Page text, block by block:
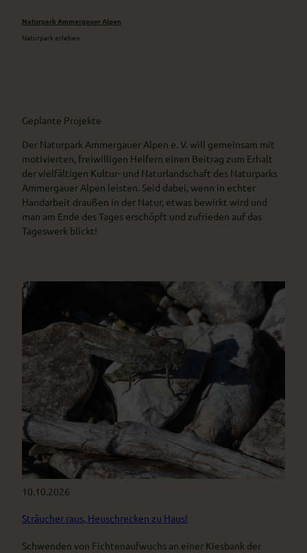
Naturpark Ammergauer Alpen
Naturpark erleben
Geplante Projekte
Der Naturpark Ammergauer Alpen e. V. will gemeinsam mit
motivierten, freiwilligen Helfern einen Beitrag zum Erhalt
der vielfältigen Kultur- und Naturlandschaft des Naturparks
Ammergauer Alpen leisten. Seid dabei, wenn in echter
Handarbeit draußen in der Natur, etwas bewirkt wird und
man am Ende des Tages erschöpft und zufrieden auf das
Tageswerk blickt!
10.10.2026
Sträucher raus, Heuschrecken zu Haus!
Schwenden von Fichtenaufwuchs an einer Kiesbank der